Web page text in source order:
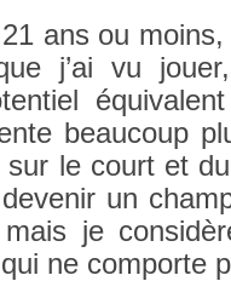
ans ou
j’ai vu
be­aucoup
sur le court et
un
je
ne com­por­te